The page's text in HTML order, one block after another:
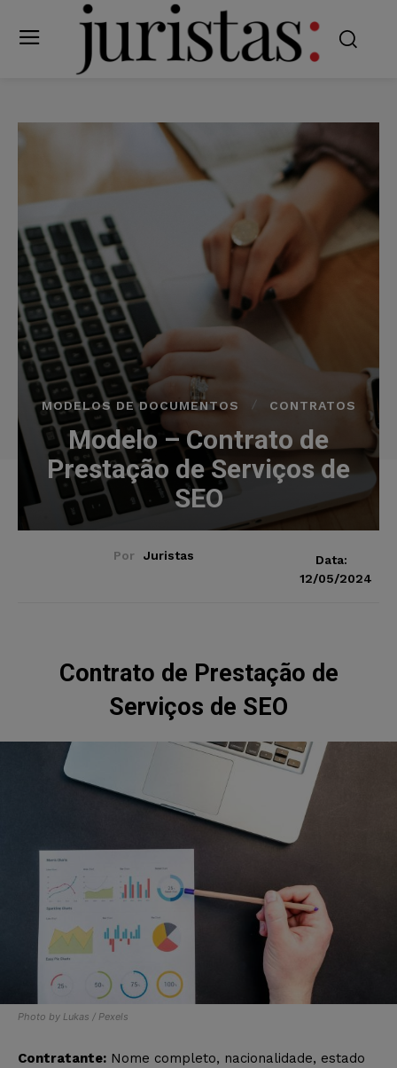
MODELOS DE DOCUMENTOS CONTRATOS
Modelo – Contrato de
Prestação de Serviços de
SEO
Por Juristas
Data:
12/05/2024
Contrato de Prestação de
Serviços de SEO
Photo by Lukas / Pexels
Contratante: Nome completo, nacionalidade, estado